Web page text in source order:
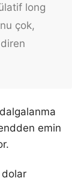
long
çok,
emin
dolar